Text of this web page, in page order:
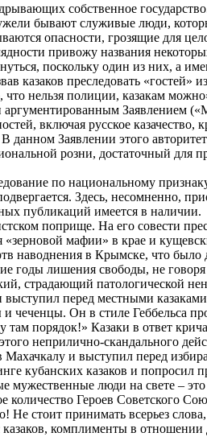
собственное
бывают служивые люди,
опасности, грозящие для
привожу названия
поскольку один из них, а
преследовать «гостей»
что нельзя полиции, казакам
Заявлением
включая русское
Заявлении этого
розни, достаточный для
по национальному
Здесь, несомненно,
публикаций имеется в наличии.
поприще. На его совести
мафии» в крае и
наводнения в Крымске, что
годы лишения свободы, не
патологической
перед местными
чеченцы. Он в стиле Геббельса
порядок!» Казаки в ответ
неприлично-скандального
и выступил перед
кубанских казаков и попросил
люди на свете –
количество Героев
стоит принимать всерьез
комплименты в